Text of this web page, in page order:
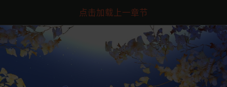
点击加载上一章节